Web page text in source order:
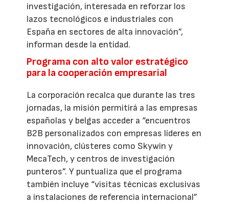
investigación, interesada en reforzar los
lazos tecnológicos e industriales con
España en sectores de alta innovación”,
informan desde la entidad.
Programa con alto valor estratégico
para la cooperación empresarial
La corporación recalca que durante las tres
jornadas, la misión permitirá a las empresas
españolas y belgas acceder a “encuentros
B2B personalizados con empresas líderes en
innovación, clústeres como Skywin y
MecaTech, y centros de investigación
punteros”. Y puntualiza que el programa
también incluye “visitas técnicas exclusivas
a instalaciones de referencia internacional”